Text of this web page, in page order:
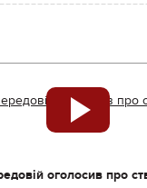
оголосив про